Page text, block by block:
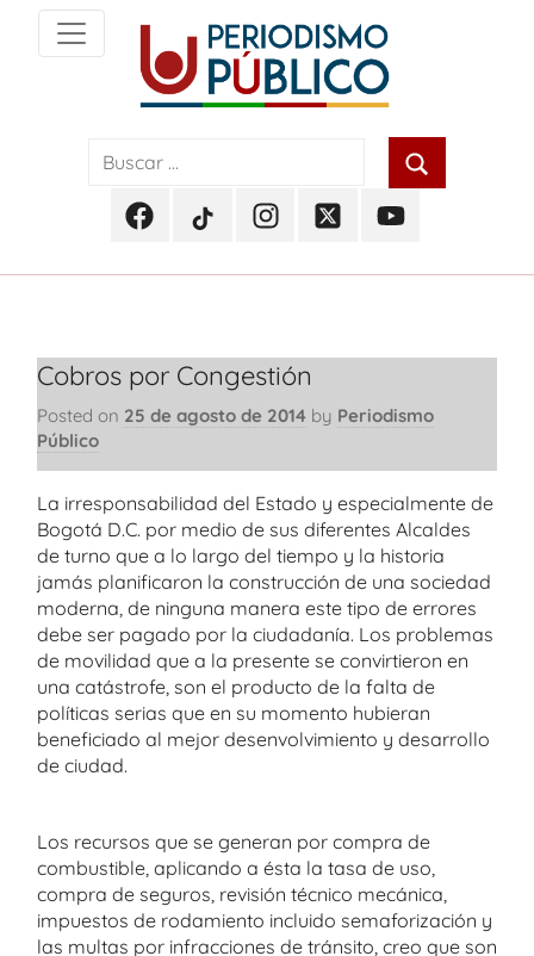
content
Periodismo
PúblicoFacebook
Periodismo
TikTok
Periodismo
InstagramTwitterYoutube
Cobros por Congestión
Posted on 25 de agosto de 2014 by Periodismo
Público
La irresponsabilidad del Estado y especialmente de
Bogotá D.C. por medio de sus diferentes Alcaldes
de turno que a lo largo del tiempo y la historia
jamás planificaron la construcción de una sociedad
moderna, de ninguna manera este tipo de errores
debe ser pagado por la ciudadanía. Los problemas
de movilidad que a la presente se convirtieron en
una catástrofe, son el producto de la falta de
políticas serias que en su momento hubieran
beneficiado al mejor desenvolvimiento y desarrollo
de ciudad.
Los recursos que se generan por compra de
combustible, aplicando a ésta la tasa de uso,
compra de seguros, revisión técnico mecánica,
impuestos de rodamiento incluido semaforización y
las multas por infracciones de tránsito, creo que son